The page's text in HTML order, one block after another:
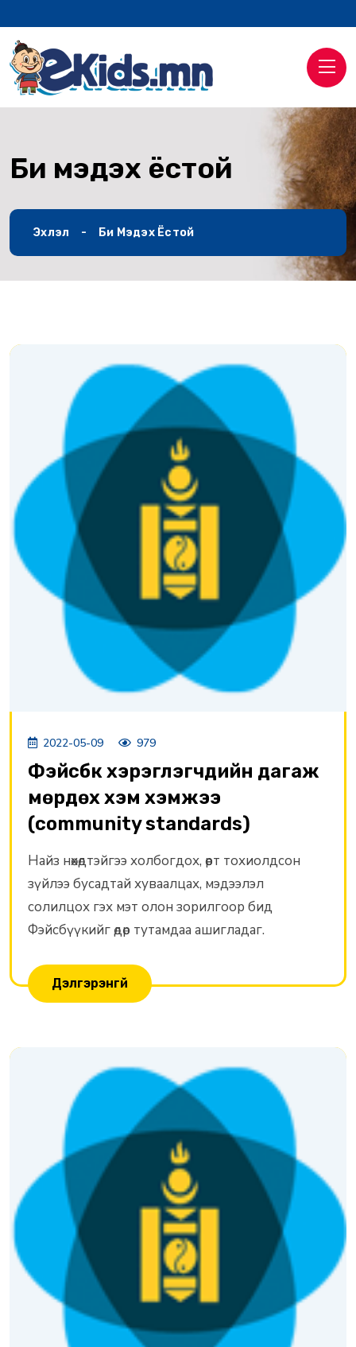
Би мэдэх ёстой
Эхлэл Би Мэдэх Ёстой
2022-05-09 979
Фэйсбүүк хэрэглэгчдийн дагаж
мөрдөх хэм хэмжээ
(community standards)
Найз нөхөдтэйгээ холбогдох, өөрт тохиолдсон
зүйлээ бусадтай хуваалцах, мэдээлэл
солилцох гэх мэт олон зорилгоор бид
Фэйсбүүкийг өдөр тутамдаа ашигладаг.
Дэлгэрэнгүй